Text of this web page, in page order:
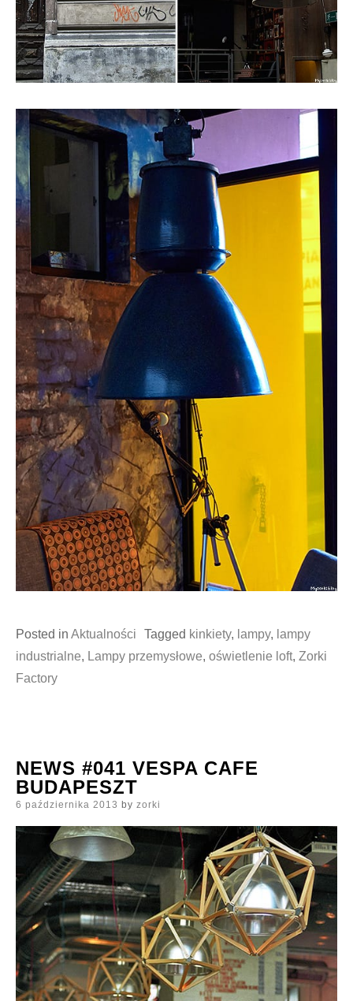
Posted in Aktualności Tagged kinkiety, lampy, lampy
industrialne, Lampy przemysłowe, oświetlenie loft, Zorki
Factory
NEWS #041 VESPA CAFE
BUDAPESZT
Posted
6 października 2013 by zorki